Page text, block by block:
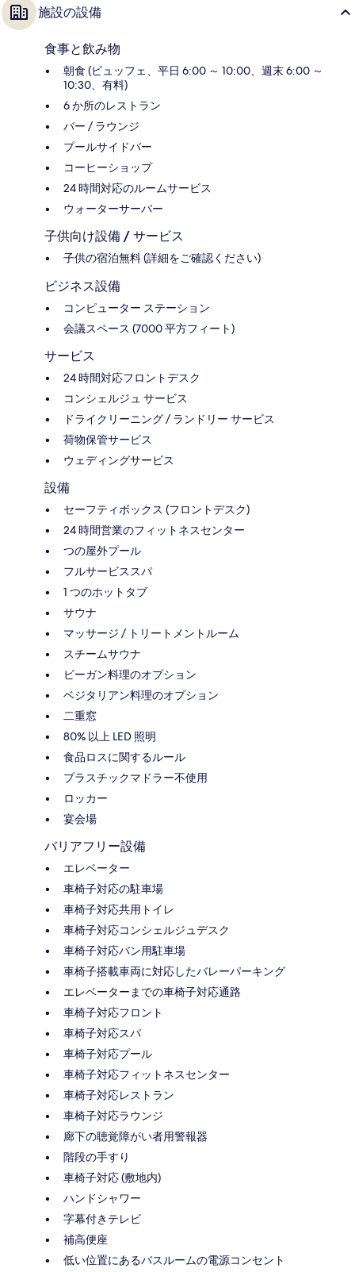
施設の設備
食事と飲み物
朝食 (ビュッフェ、平日 6:00 ～ 10:00、週末 6:00 ～
10:30、有料)
6 か所のレストラン
バー / ラウンジ
プールサイドバー
コーヒーショップ
24 時間対応のルームサービス
ウォーターサーバー
子供向け設備 / サービス
子供の宿泊無料 (詳細をご確認ください)
ビジネス設備
コンピューター ステーション
会議スペース (7000 平方フィート)
サービス
24 時間対応フロントデスク
コンシェルジュ サービス
ドライクリーニング / ランドリー サービス
荷物保管サービス
ウェディングサービス
設備
セーフティボックス (フロントデスク)
24 時間営業のフィットネスセンター
つの屋外プール
フルサービススパ
1 つのホットタブ
サウナ
マッサージ / トリートメントルーム
スチームサウナ
ビーガン料理のオプション
ベジタリアン料理のオプション
二重窓
80% 以上 LED 照明
食品ロスに関するルール
プラスチックマドラー不使用
ロッカー
宴会場
バリアフリー設備
エレベーター
車椅子対応の駐車場
車椅子対応共用トイレ
車椅子対応コンシェルジュデスク
車椅子対応バン用駐車場
車椅子搭載車両に対応したバレーパーキング
エレベーターまでの車椅子対応通路
車椅子対応フロント
車椅子対応スパ
車椅子対応プール
車椅子対応フィットネスセンター
車椅子対応レストラン
車椅子対応ラウンジ
廊下の聴覚障がい者用警報器
階段の手すり
車椅子対応 (敷地内)
ハンドシャワー
字幕付きテレビ
補高便座
低い位置にあるバスルームの電源コンセント